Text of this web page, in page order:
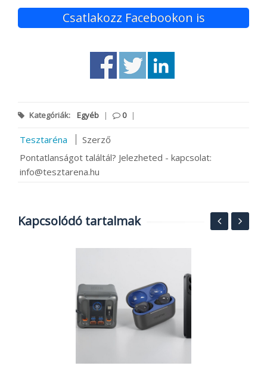
Csatlakozz Facebookon is
Kategóriák: Egyéb | 0 |
Tesztaréna
Szerző
Pontatlanságot találtál? Jelezheted - kapcsolat:
info@tesztarena.hu
Kapcsolódó tartalmak